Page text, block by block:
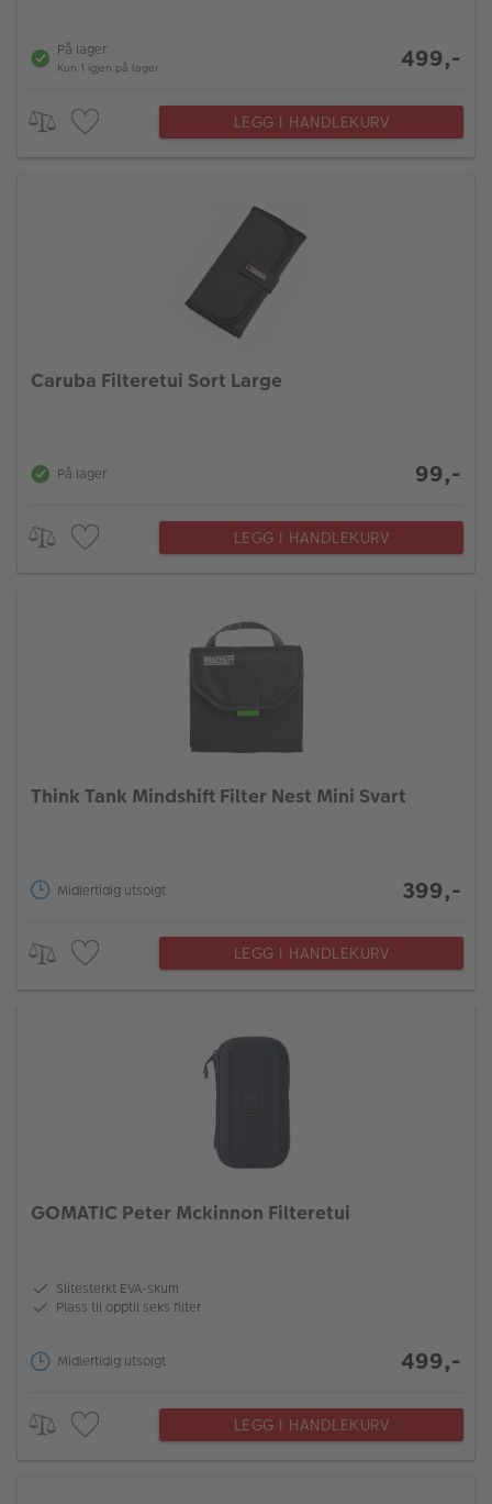
På lager
Kun 1 igjen på lager 499,-
LEGG I HANDLEKURV
Caruba Filteretui Sort Large
På lager 99,-
LEGG I HANDLEKURV
Think Tank Mindshift Filter Nest Mini Svart
Midlertidig utsolgt 399,-
LEGG I HANDLEKURV
GOMATIC Peter Mckinnon Filteretui
Slitesterkt EVA-skum
Plass til opptil seks filter
Midlertidig utsolgt 499,-
LEGG I HANDLEKURV